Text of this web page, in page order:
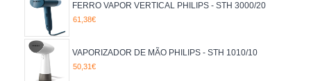
FERRO VAPOR VERTICAL PHILIPS - STH 3000/20
61,38€
VAPORIZADOR DE MÃO PHILIPS - STH 1010/10
50,31€